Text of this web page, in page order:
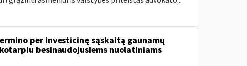
per investicinę sąskaitą gaunamų
besinaudojusiems nuolatiniams